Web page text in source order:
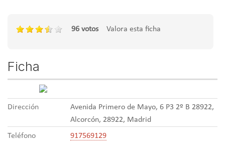
Valora esta ficha
96 votos
Ficha
Dirección
Avenida Primero de Mayo, 6 P3 2º B 28922,
Alcorcón, 28922, Madrid
Teléfono
917569129